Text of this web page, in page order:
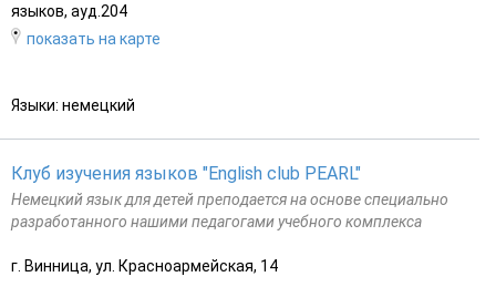
языков, ауд.204
показать на карте
Языки: немецкий
Клуб изучения языков "English club PEARL"
Немецкий язык для детей преподается на основе специально
разработанного нашими педагогами учебного комплекса
г. Винница, ул. Красноармейская, 14